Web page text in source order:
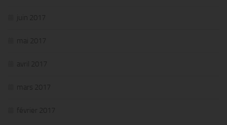
juin 2017
mai 2017
avril 2017
mars 2017
février 2017